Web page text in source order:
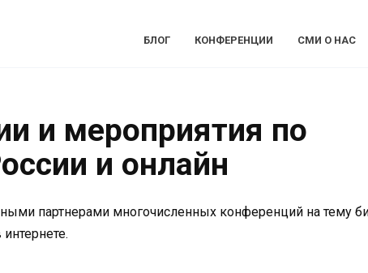
БЛОГ КОНФЕРЕНЦИИ СМИ О НАС
и мероприятия по
и онлайн
партнерами многочисленных конференций на тему